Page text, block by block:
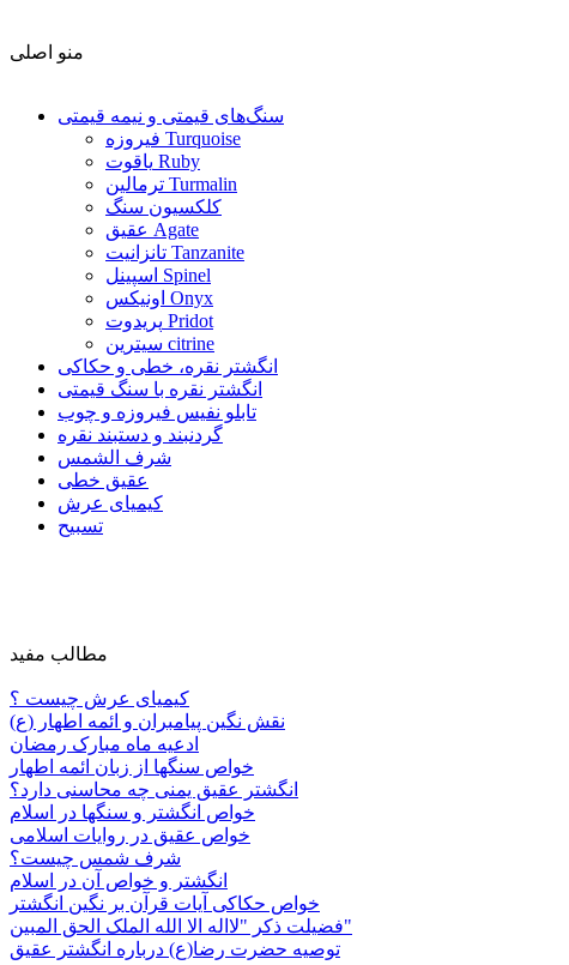
منو اصلی
سنگ‌های قیمتی و نیمه قیمتی
فیروزه Turquoise
یاقوت Ruby
ترمالین Turmalin
کلکسیون سنگ
عقیق Agate
تانزانیت Tanzanite
اسپینل Spinel
اونیکس Onyx
پریدوت Pridot
سیترین citrine
انگشتر نقره، خطی و حکاکی
انگشتر نقره با سنگ قیمتی
تابلو نفیس فیروزه و چوب
گردنبند و دستبند نقره
شرف الشمس
عقیق خطی
کیمیای عرش
تسبیح
مطالب مفید
کیمیای عرش چیست ؟
نقش نگین پیامبران و ائمه اطهار (ع)
ادعیه ماه مبارک رمضان
خواص سنگها از زبان ائمه اطهار
انگشتر عقیق یمنی چه محاسنی دارد؟
خواص انگشتر و سنگها در اسلام
خواص عقیق در روایات اسلامی
شرف شمس چیست؟
انگشتر و خواص آن در اسلام
خواص حکاکی آیات قرآن بر نگین انگشتر
فضیلت ذکر "لااله الا الله الملک الحق المبین"
توصیه حضرت رضا(ع) درباره انگشتر عقیق